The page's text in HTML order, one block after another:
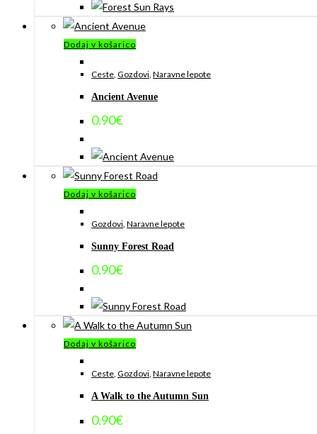
Dodaj v košarico
Ceste Gozdovi Naravne lepote
Ancient Avenue
0.90€
Dodaj v košarico
Gozdovi, Naravne lepote
Sunny Forest Road
0.90€
Dodaj v košarico
Ceste, Gozdovi, Naravne lepote
A Walk to the Autumn Sun
0.90€